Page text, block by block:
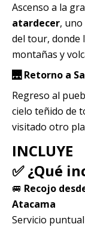
Ascenso a la
atardecer,
del tour, donde
montañas y
🌉 Retorno a
Regreso al
cielo teñido de
visitado otro
INCLUYE
✅ ¿Qué
🚐 Recojo
Atacama
Servicio